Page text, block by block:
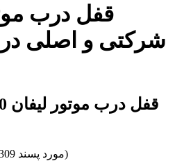
شرکتی و اصلی
(مورد پسند 309 نفر مشتریان از جک شاپ)